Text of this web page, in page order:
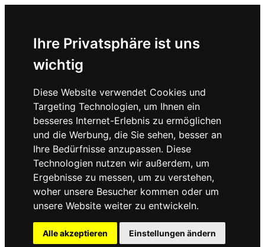
Ihre Privatsphäre ist uns
wichtig
Diese Website verwendet Cookies und
Targeting Technologien, um Ihnen ein
besseres Internet-Erlebnis zu ermöglichen
und die Werbung, die Sie sehen, besser an
Ihre Bedürfnisse anzupassen. Diese
Technologien nutzen wir außerdem, um
Ergebnisse zu messen, um zu verstehen,
woher unsere Besucher kommen oder um
unsere Website weiter zu entwickeln.
Alle akzeptieren Einstellungen ändern